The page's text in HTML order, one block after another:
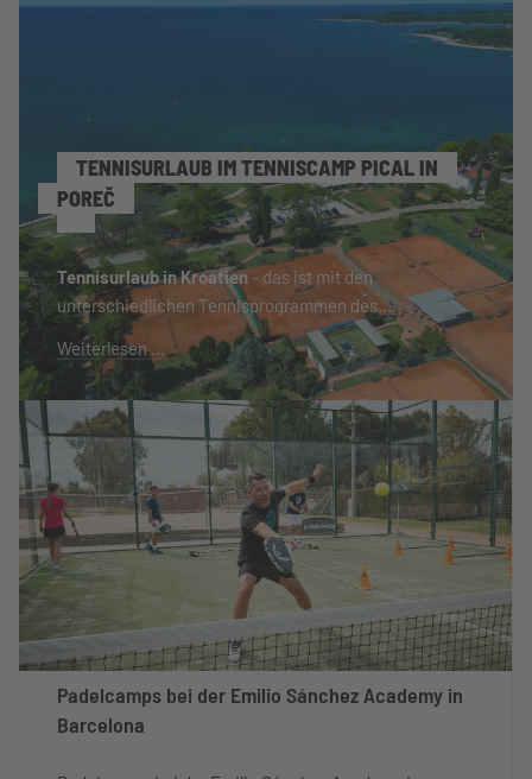
TENNISURLAUB IM TENNISCAMP PICAL IN
POREČ
Tennisurlaub in Kroatien- das ist mit den
unterschiedlichen Tennisprogrammen des...
Weiterlesen …
Padelcamps bei der Emilio Sánchez Academy in
Barcelona